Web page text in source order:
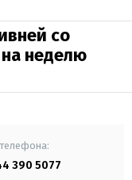
со
неделю
390 5077